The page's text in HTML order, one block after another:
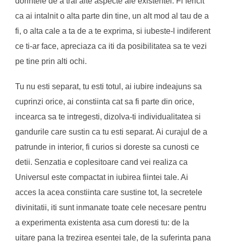
ca ai intalnit o alta parte din tine, un alt mod al tau de a
fi, o alta cale a ta de a te exprima, si iubeste-l indiferent
ce ti-ar face, apreciaza ca iti da posibilitatea sa te vezi
pe tine prin alti ochi.
Tu nu esti separat, tu esti totul, ai iubire indeajuns sa
cuprinzi orice, ai constiinta cat sa fi parte din orice,
incearca sa te intregesti, dizolva-ti individualitatea si
gandurile care sustin ca tu esti separat. Ai curajul de a
patrunde in interior, fi curios si doreste sa cunosti ce
detii. Senzatia e coplesitoare cand vei realiza ca
Universul este compactat in iubirea fiintei tale. Ai
acces la acea constiinta care sustine tot, la secretele
divinitatii, iti sunt inmanate toate cele necesare pentru
a experimenta existenta asa cum doresti tu: de la
uitare pana la trezirea esentei tale, de la suferinta pana